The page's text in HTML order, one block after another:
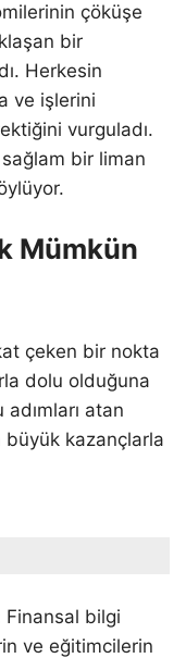
çöküşe
bir
Herkesin
ve işlerini
vurguladı.
sağlam bir liman
Mümkün
çeken bir nokta
dolu olduğuna
atan
büyük kazançlarla
bilgi
ve eğitimcilerin